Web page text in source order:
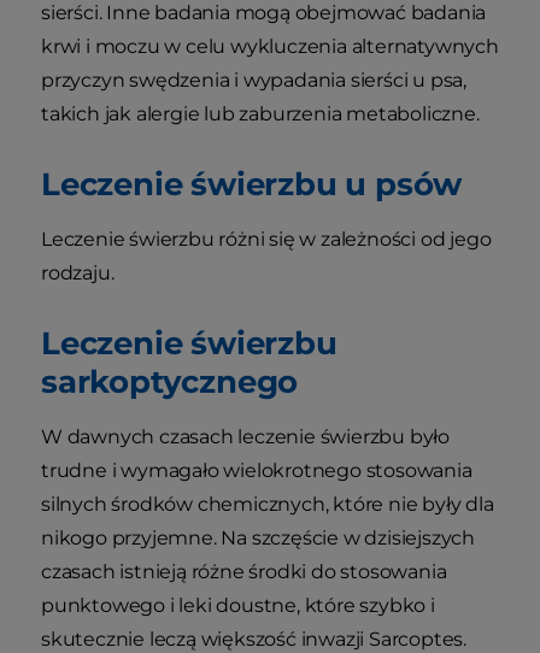
sierści. Inne badania mogą obejmować badania
krwi i moczu w celu wykluczenia alternatywnych
przyczyn swędzenia i wypadania sierści u psa,
takich jak alergie lub zaburzenia metaboliczne.
Leczenie świerzbu u psów
Leczenie świerzbu różni się w zależności od jego
rodzaju.
Leczenie świerzbu
sarkoptycznego
W dawnych czasach leczenie świerzbu było
trudne i wymagało wielokrotnego stosowania
silnych środków chemicznych, które nie były dla
nikogo przyjemne. Na szczęście w dzisiejszych
czasach istnieją różne środki do stosowania
punktowego i leki doustne, które szybko i
skutecznie leczą większość inwazji Sarcoptes.